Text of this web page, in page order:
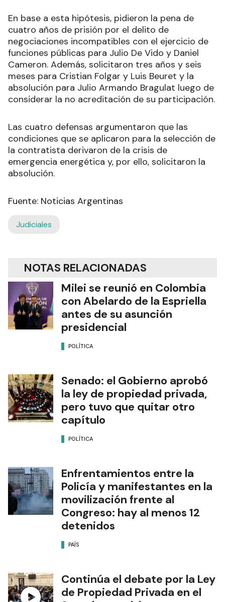
En base a esta hipótesis, pidieron la pena de
cuatro años de prisión por el delito de
negociaciones incompatibles con el ejercicio de
funciones públicas para Julio De Vido y Daniel
Cameron. Además, solicitaron tres años y seis
meses para Cristian Folgar y Luis Beuret y la
absolución para Julio Armando Bragulat luego de
considerar la no acreditación de su participación.
Las cuatro defensas argumentaron que las
condiciones que se aplicaron para la selección de
la contratista derivaron de la crisis de
emergencia energética y, por ello, solicitaron la
absolución.
Fuente: Noticias Argentinas
Judiciales
NOTAS RELACIONADAS
Milei se reunió en Colombia
con Abelardo de la Espriella
antes de su asunción
presidencial
POLÍTICA
Senado: el Gobierno aprobó
la ley de propiedad privada,
pero tuvo que quitar otro
capítulo
POLÍTICA
Enfrentamientos entre la
Policía y manifestantes en la
movilización frente al
Congreso: hay al menos 12
detenidos
PAÍS
Continúa el debate por la Ley
de Propiedad Privada en el